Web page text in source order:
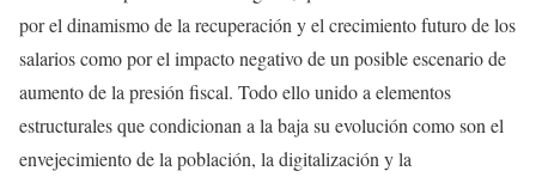
por el dinamismo de la recuperación y el crecimiento futuro de los
salarios como por el impacto negativo de un posible escenario de
aumento de la presión fiscal. Todo ello unido a elementos
estructurales que condicionan a la baja su evolución como son el
envejecimiento de la población, la digitalización y la